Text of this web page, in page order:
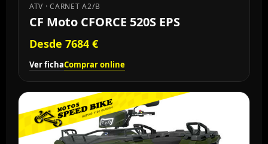
ATV · CARNET A2/B
CF Moto CFORCE 520S EPS
Desde 7684 €
Ver fichaComprar online